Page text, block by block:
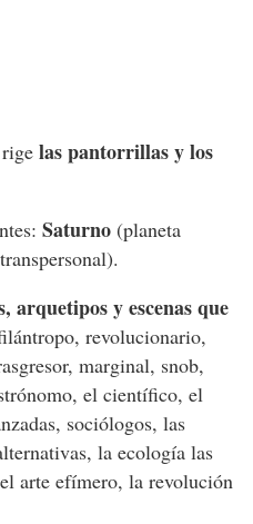
las pantorrillas y los
Saturno(planeta
arquetipos y escenas que
revolucionario,
marginal, snob,
el científico, el
sociólogos, las
la ecología las
arte efímero, la revolución